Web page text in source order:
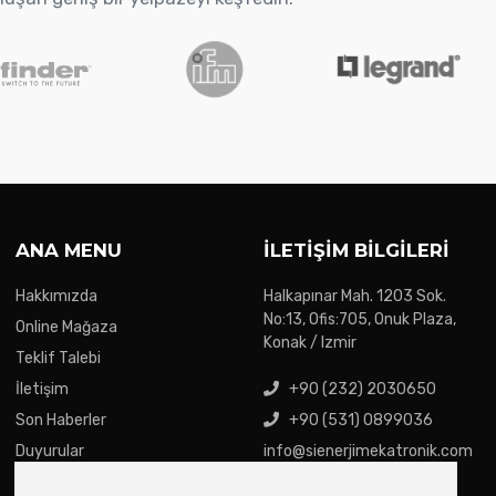
ANA MENU
Hakkımızda
Online Mağaza
Teklif Talebi
İletişim
Son Haberler
Duyurular
İLETIŞIM BILGILERI
Halkapınar Mah. 1203 Sok.
No:13, Ofis:705, Onuk Plaza,
Konak / Izmir
+90 (232) 2030650
+90 (531) 0899036
info@sienerjimekatronik.com